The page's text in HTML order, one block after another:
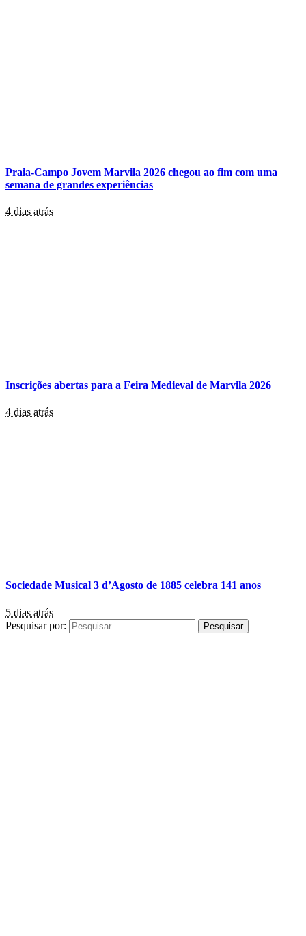
Praia-Campo Jovem Marvila 2026 chegou ao fim com uma
semana de grandes experiências
4 dias atrás
Inscrições abertas para a Feira Medieval de Marvila 2026
4 dias atrás
Sociedade Musical 3 d’Agosto de 1885 celebra 141 anos
5 dias atrás
Pesquisar por: